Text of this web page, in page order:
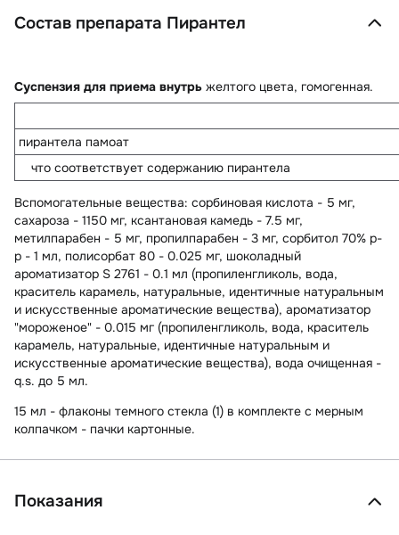
Состав препарата Пирантел
Суспензия для приема внутрь желтого цвета, гомогенная.
пирантела памоат
что соответствует содержанию пирантела
Вспомогательные вещества: сорбиновая кислота - 5 мг,
сахароза - 1150 мг, ксантановая камедь - 7.5 мг,
метилпарабен - 5 мг, пропилпарабен - 3 мг, сорбитол 70% р-
р - 1 мл, полисорбат 80 - 0.025 мг, шоколадный
ароматизатор S 2761 - 0.1 мл (пропиленгликоль, вода,
краситель карамель, натуральные, идентичные натуральным
и искусственные ароматические вещества), ароматизатор
"мороженое" - 0.015 мг (пропиленгликоль, вода, краситель
карамель, натуральные, идентичные натуральным и
искусственные ароматические вещества), вода очищенная -
q.s. до 5 мл.
15 мл - флаконы темного стекла (1) в комплекте с мерным
колпачком - пачки картонные.
Показания